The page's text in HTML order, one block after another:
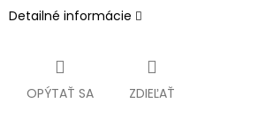
Detailné informácie
OPÝTAŤ SA ZDIEĽAŤ